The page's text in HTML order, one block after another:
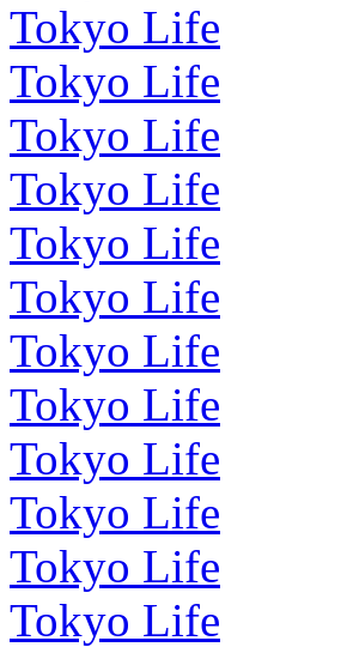
Tokyo Life
Tokyo Life
Tokyo Life
Tokyo Life
Tokyo Life
Tokyo Life
Tokyo Life
Tokyo Life
Tokyo Life
Tokyo Life
Tokyo Life
Tokyo Life